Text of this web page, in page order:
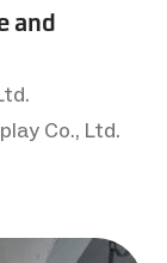
and
Co., Ltd.